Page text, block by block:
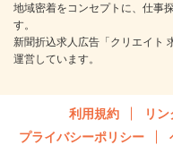
地域密着をコンセプトに、仕事
す。
新聞折込求人広告「クリエイト
運営しています。
利用規約 リ
プライバシーポリシー